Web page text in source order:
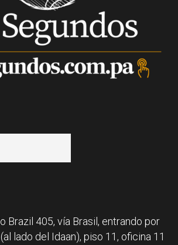
Brazil 405, vía Brasil, entrando por
lado del Idaan), piso 11, oficina 11